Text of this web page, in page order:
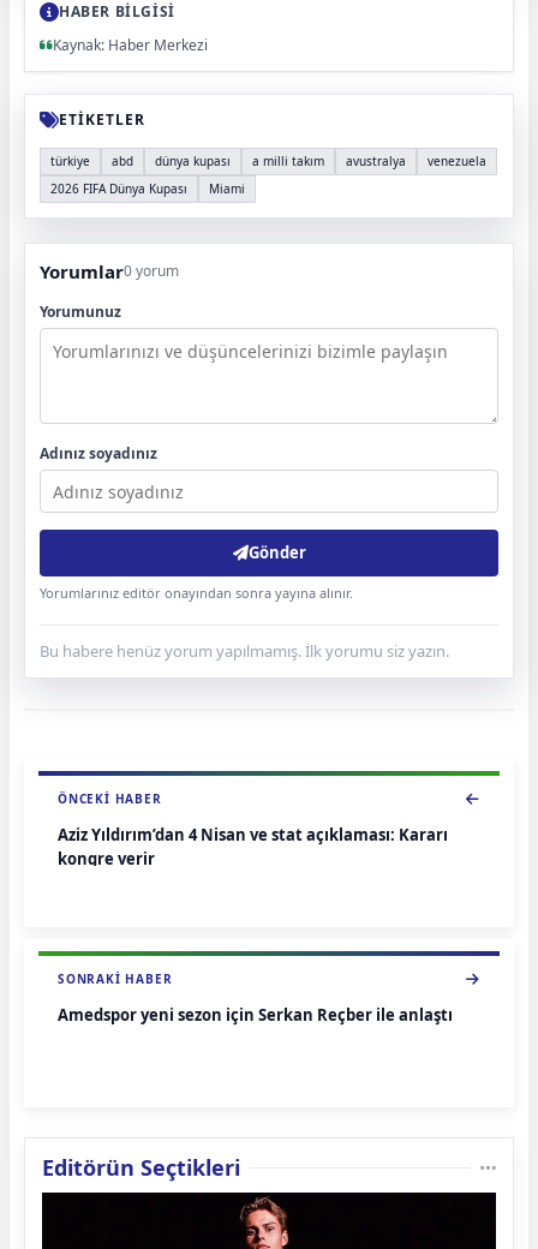
HABER BİLGİSİ
Kaynak: Haber Merkezi
ETİKETLER
türkiye abd dünya kupası a milli takım avustralya
venezuela
2026 FIFA Dünya Kupası
Miami
Yorumlar0 yorum
Yorumunuz
Adınız soyadınız
Gönder
Yorumlarınız editör onayından sonra yayına alınır.
Bu habere henüz yorum yapılmamış. İlk yorumu siz yazın.
ÖNCEKI HABER
Aziz Yıldırım’dan 4 Nisan ve stat açıklaması: Kararı
kongre verir
SONRAKI HABER
Amedspor yeni sezon için Serkan Reçber ile anlaştı
Editörün Seçtikleri